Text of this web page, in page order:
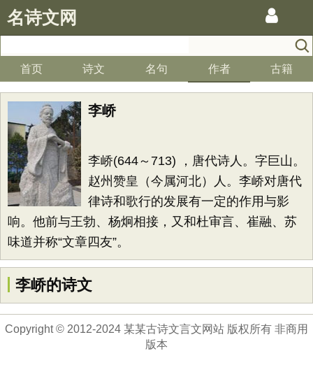
名诗文网
首页 诗文 名句 作者 古籍
李峤
李峤(644～713) ，唐代诗人。字巨山。
赵州赞皇（今属河北）人。李峤对唐代
律诗和歌行的发展有一定的作用与影
响。他前与王勃、杨炯相接，又和杜审言、崔融、苏
味道并称“文章四友”。
李峤的诗文
Copyright © 2012-2024 某某古诗文言文网站 版权所有 非商用
版本